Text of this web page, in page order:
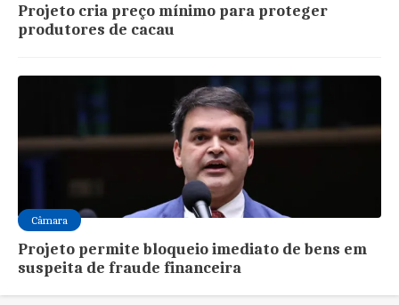
Projeto cria preço mínimo para proteger
produtores de cacau
Câmara
Projeto permite bloqueio imediato de bens em
suspeita de fraude financeira